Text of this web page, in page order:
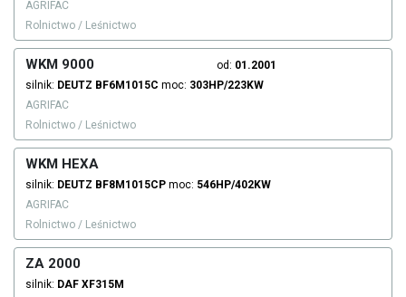
AGRIFAC
Rolnictwo / Leśnictwo
WKM 9000 od: 01.2001
silnik: DEUTZ BF6M1015C moc: 303HP/223KW
AGRIFAC
Rolnictwo / Leśnictwo
WKM HEXA
silnik: DEUTZ BF8M1015CP moc: 546HP/402KW
AGRIFAC
Rolnictwo / Leśnictwo
ZA 2000
silnik: DAF XF315M